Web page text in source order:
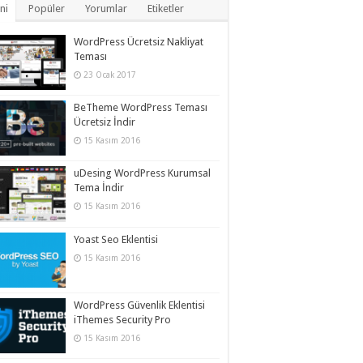
Popüler Yorumlar Etiketler
WordPress Ücretsiz Nakliyat
Teması
23 Ocak 2017
BeTheme WordPress Teması
Ücretsiz İndir
15 Kasım 2016
uDesing WordPress Kurumsal
Tema İndir
15 Kasım 2016
Yoast Seo Eklentisi
15 Kasım 2016
WordPress Güvenlik Eklentisi
iThemes Security Pro
15 Kasım 2016